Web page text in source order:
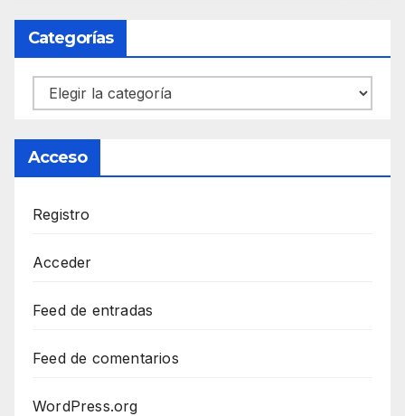
Categorías
Categorías
Acceso
Registro
Acceder
Feed de entradas
Feed de comentarios
WordPress.org